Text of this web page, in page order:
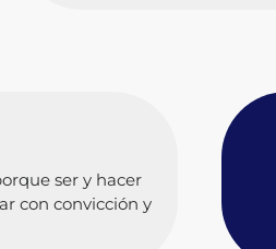
ser y hacer
con convicción y